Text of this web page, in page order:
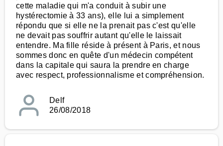
cette maladie qui m'a conduit à subir une
hystérectomie à 33 ans), elle lui a simplement
répondu que si elle ne la prenait pas c'est qu'elle
ne devait pas souffrir autant qu'elle le laissait
entendre. Ma fille réside à présent à Paris, et nous
sommes donc en quête d'un médecin compétent
dans la capitale qui saura la prendre en charge
avec respect, professionnalisme et compréhension.
Delf
26/08/2018